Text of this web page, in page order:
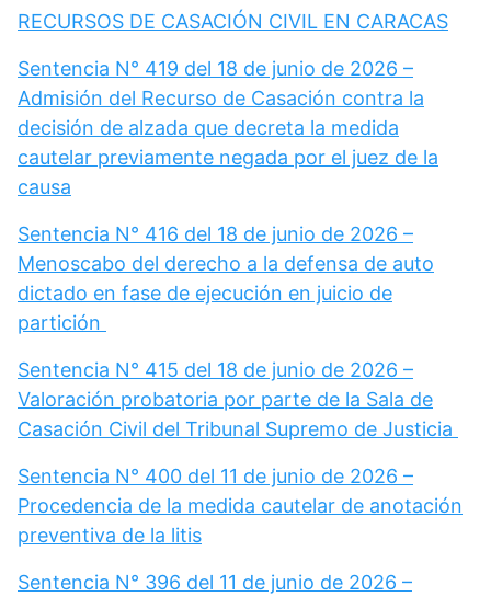
RECURSOS DE CASACIÓN CIVIL EN CARACAS
Sentencia N° 419 del 18 de junio de 2026 –
Admisión del Recurso de Casación contra la
decisión de alzada que decreta la medida
cautelar previamente negada por el juez de la
causa
Sentencia N° 416 del 18 de junio de 2026 –
Menoscabo del derecho a la defensa de auto
dictado en fase de ejecución en juicio de
partición
Sentencia N° 415 del 18 de junio de 2026 –
Valoración probatoria por parte de la Sala de
Casación Civil del Tribunal Supremo de Justicia
Sentencia N° 400 del 11 de junio de 2026 –
Procedencia de la medida cautelar de anotación
preventiva de la litis
Sentencia N° 396 del 11 de junio de 2026 –